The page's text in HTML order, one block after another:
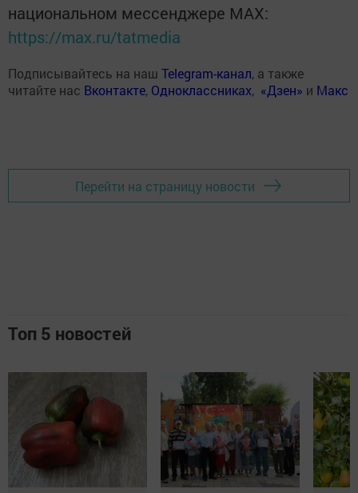
национальном мессенджере MАХ:
https://max.ru/tatmedia
Подписывайтесь на наш Telegram-канал, а также
читайте нас Вконтакте, Одноклассниках, «Дзен» и Макс
Перейти на страницу новости
Топ 5 новостей